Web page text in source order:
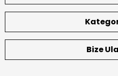
Bize